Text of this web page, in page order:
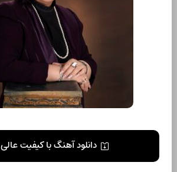
دانلود آهنگ با کیفیت عالی 320